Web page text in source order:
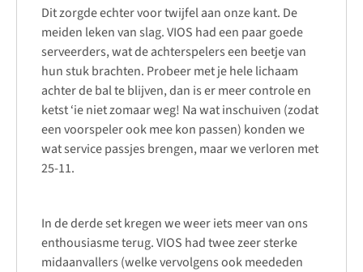
Dit zorgde echter voor twijfel aan onze kant. De
meiden leken van slag. VIOS had een paar goede
serveerders, wat de achterspelers een beetje van
hun stuk brachten. Probeer met je hele lichaam
achter de bal te blijven, dan is er meer controle en
ketst ‘ie niet zomaar weg! Na wat inschuiven (zodat
een voorspeler ook mee kon passen) konden we
wat service passjes brengen, maar we verloren met
25-11.
In de derde set kregen we weer iets meer van ons
enthousiasme terug. VIOS had twee zeer sterke
midaanvallers (welke vervolgens ook meededen